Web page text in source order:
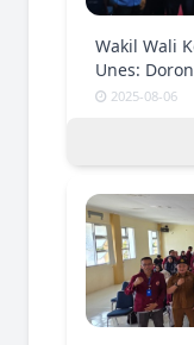
Wakil Wali
Unes:
2025-08-06